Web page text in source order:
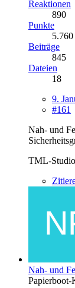
Reaktionen
890
Punkte
5.760
Beiträge
845
Dateien
18
9.
#161
Nah- und
TML-
Nah- und
Papierboot-